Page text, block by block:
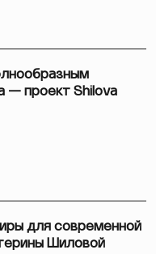
— проект Shilova
для современной
Шиловой